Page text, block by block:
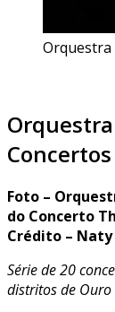
Foto –
do Concerto
Crédito –
Série de 20
distritos de Ouro